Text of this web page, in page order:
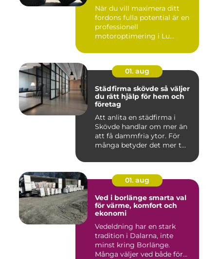
När du vill maximera ditt
fordons fulla potential är en
professionell
motoroptimering i Lu...
01. aug
Städfirma skövde så väljer
du rätt hjälp för hem och
företag
Att anlita en städfirma i
Skövde handlar om mer än
att få dammfria ytor. För
många betyder det mer t...
01. aug
Ved i borlänge smarta val
för värme, komfort och
ekonomi
Vedeldning har en stark
tradition i Dalarna, inte
minst kring Borlänge.
Många väljer ved både för